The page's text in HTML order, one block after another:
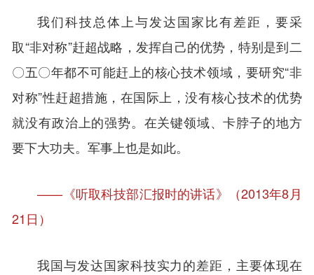
我们科技总体上与发达国家比有差距，要采
取“非对称”赶超战略，发挥自己的优势，特别是到二
〇五〇年都不可能赶上的核心技术领域，要研究“非
对称”性赶超措施，在国际上，没有核心技术的优势
就没有政治上的强势。在关键领域、卡脖子的地方
要下大功夫。军事上也是如此。
——《听取科技部汇报时的讲话》（2013年8月
21日）
我国与发达国家科技实力的差距，主要体现在